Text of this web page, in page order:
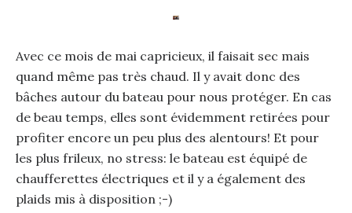
Avec ce mois de mai capricieux, il faisait sec mais
quand même pas très chaud. Il y avait donc des
bâches autour du bateau pour nous protéger. En cas
de beau temps, elles sont évidemment retirées pour
profiter encore un peu plus des alentours! Et pour
les plus frileux, no stress: le bateau est équipé de
chaufferettes électriques et il y a également des
plaids mis à disposition ;-)